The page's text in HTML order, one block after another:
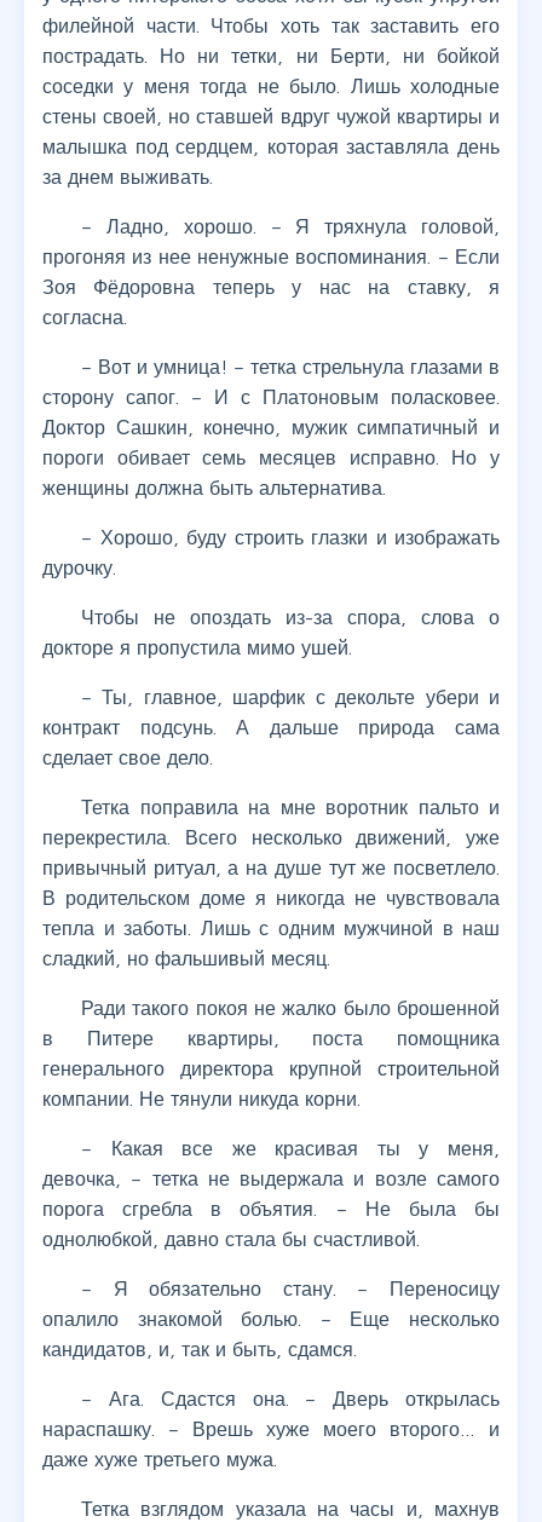
филейной части. Чтобы хоть так заставить его
пострадать. Но ни тетки, ни Берти, ни бойкой
соседки у меня тогда не было. Лишь холодные
стены своей, но ставшей вдруг чужой квартиры и
малышка под сердцем, которая заставляла день
за днем выживать.
– Ладно, хорошо. – Я тряхнула головой,
прогоняя из нее ненужные воспоминания. – Если
Зоя Фёдоровна теперь у нас на ставку, я
согласна.
– Вот и умница! – тетка стрельнула глазами в
сторону сапог. – И с Платоновым поласковее.
Доктор Сашкин, конечно, мужик симпатичный и
пороги обивает семь месяцев исправно. Но у
женщины должна быть альтернатива.
– Хорошо, буду строить глазки и изображать
дурочку.
Чтобы не опоздать из-за спора, слова о
докторе я пропустила мимо ушей.
– Ты, главное, шарфик с декольте убери и
контракт подсунь. А дальше природа сама
сделает свое дело.
Тетка поправила на мне воротник пальто и
перекрестила. Всего несколько движений, уже
привычный ритуал, а на душе тут же посветлело.
В родительском доме я никогда не чувствовала
тепла и заботы. Лишь с одним мужчиной в наш
сладкий, но фальшивый месяц.
Ради такого покоя не жалко было брошенной
в Питере квартиры, поста помощника
генерального директора крупной строительной
компании. Не тянули никуда корни.
– Какая все же красивая ты у меня,
девочка, – тетка не выдержала и возле самого
порога сгребла в объятия. – Не была бы
однолюбкой, давно стала бы счастливой.
– Я обязательно стану. – Переносицу
опалило знакомой болью. – Еще несколько
кандидатов, и, так и быть, сдамся.
– Ага. Сдастся она. – Дверь открылась
нараспашку. – Врешь хуже моего второго… и
даже хуже третьего мужа.
Тетка взглядом указала на часы и, махнув